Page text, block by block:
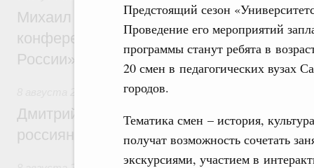
Предстоящий сезон
Проведение его мероприятий
программы станут ребята в
20 смен в педагогических вузах
городов.
Тематика смен – история,
получат возможность сочетать
экскурсиями, участием в
Михаил Мишустин дал поручения по
конференции «Цифровая индустрия
России»
Спорт высших достижений и массовый
Дмитрий Чернышенко и Михаил
россиян с Днём физкультурника